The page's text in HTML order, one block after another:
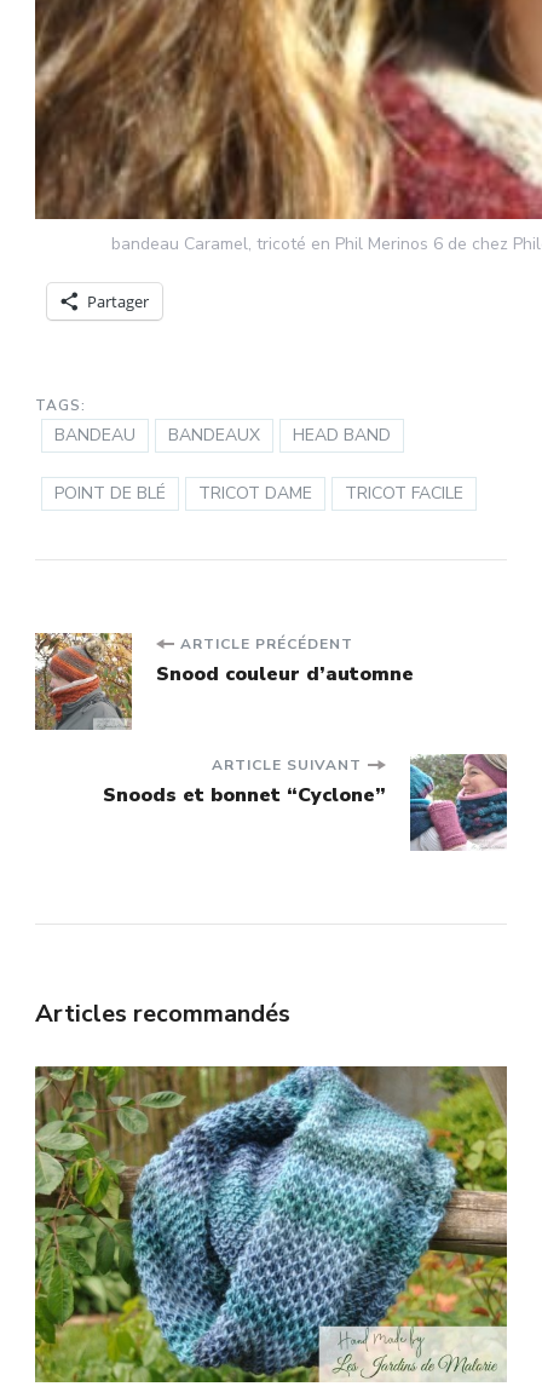
bandeau Caramel, tricoté en Phil Merinos 6 de chez
Partager
TAGS:
BANDEAU BANDEAUX HEAD BAND
POINT DE BLÉ TRICOT DAME TRICOT FACILE
Navigation
d'article
ARTICLE PRÉCÉDENT
Snood couleur d’automne
ARTICLE SUIVANT
Snoods et bonnet “Cyclone”
Articles recommandés